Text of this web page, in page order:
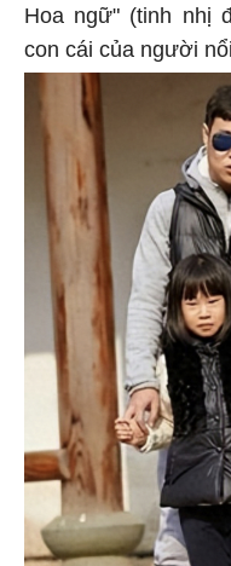
Hoa ngữ" (tinh nhị
con cái của người